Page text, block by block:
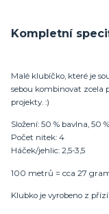
Kompletní
Malé klubíčko, které je
sebou kombinovat zcela
projekty. :)
Složení: 50 % bavlna, 50
Počet nitek: 4
Háček/jehlic: 2,5-3,5
100 metrů = cca 27
Klubko je vyrobeno z